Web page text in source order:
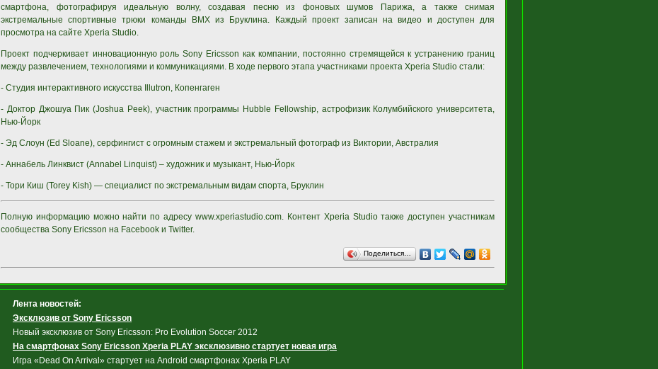
смартфона, фотографируя идеальную волну, создавая песню из фоновых шумов Парижа, а также снимая
экстремальные спортивные трюки команды ВМХ из Бруклина. Каждый проект записан на видео и доступен для
просмотра на сайте Xperia Studio.
Проект подчеркивает инновационную роль Sony Ericsson как компании, постоянно стремящейся к устранению границ
между развлечением, технологиями и коммуникациями. В ходе первого этапа участниками проекта Xperia Studio стали:
- Студия интерактивного искусства Illutron, Копенгаген
- Доктор Джошуа Пик (Joshua Peek), участник программы Hubble Fellowship, астрофизик Колумбийского университета,
Нью-Йорк
- Эд Слоун (Ed Sloane), серфингист с огромным стажем и экстремальный фотограф из Виктории, Австралия
- Аннабель Линквист (Annabel Linquist) – художник и музыкант, Нью-Йорк
- Тори Киш (Torey Kish) — специалист по экстремальным видам спорта, Бруклин
Полную информацию можно найти по адресу www.xperiastudio.com. Контент Xperia Studio также доступен участникам
сообщества Sony Ericsson на Facebook и Twitter.
Поделиться…
Лента новостей:
Эксклюзив от Sony Ericsson
Новый эксклюзив от Sony Ericsson: Pro Evolution Soccer 2012
На смартфонах Sony Ericsson Xperia PLAY эксклюзивно стартует новая игра
Игра «Dead On Arrival» стартует на Android смартфонах Xperia PLAY